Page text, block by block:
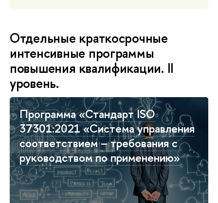
Отдельные краткосрочные
интенсивные программы
повышения квалификации. II
уровень.
Программа «Стандарт ISO
37301:2021 «Система управления
соответствием – требования с
руководством по применению»